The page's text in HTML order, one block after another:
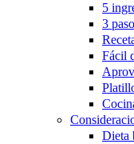
5
3
Fácil
Dieta